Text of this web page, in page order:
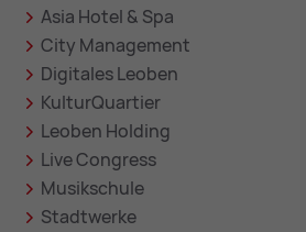
Asia Hotel & Spa
City Management
Digitales Leoben
KulturQuartier
Leoben Holding
Live Congress
Musikschule
Stadtwerke